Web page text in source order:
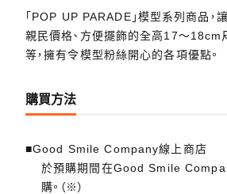
「POP UP PARADE」模型系列商品，
親民價格、方便擺飾的全高17～18cm
等，擁有令模型粉絲開心的各項優點。
購買方法
■Good Smile Company線上商店
於預購期間在Good Smile
購。（※）